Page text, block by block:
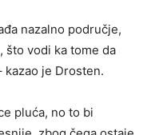
nazalno područje,
što vodi ka tome da
kazao je Drosten.
pluća, no to bi